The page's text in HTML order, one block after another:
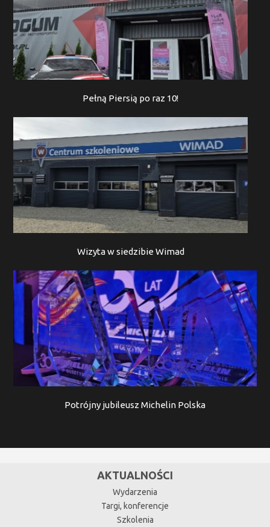
Pełną Piersią po raz 10!
Wizyta w siedzibie Wimad
Potrójny jubileusz Michelin Polska
AKTUALNOŚCI
Wydarzenia
Targi, konferencje
Szkolenia